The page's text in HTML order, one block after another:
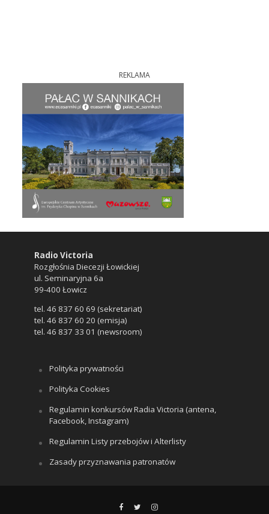
REKLAMA
Radio Victoria
Rozgłośnia Diecezji Łowickiej
ul. Seminaryjna 6a
99-400 Łowicz
tel. 46 837 60 69 (sekretariat)
tel. 46 837 60 20 (emisja)
tel. 46 837 33 01 (newsroom)
Polityka prywatności
Polityka Cookies
Regulamin konkursów Radia Victoria (antena,
Facebook, Instagram)
Regulamin Listy przebojów i Alterlisty
Zasady przyznawania patronatów